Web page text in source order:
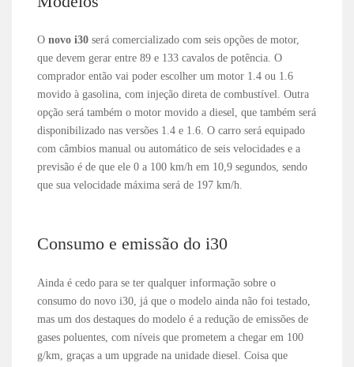
O novo i30 será comercializado com seis opções de motor,
que devem gerar entre 89 e 133 cavalos de potência. O
comprador então vai poder escolher um motor 1.4 ou 1.6
movido à gasolina, com injeção direta de combustível. Outra
opção será também o motor movido a diesel, que também será
disponibilizado nas versões 1.4 e 1.6. O carro será equipado
com câmbios manual ou automático de seis velocidades e a
previsão é de que ele 0 a 100 km/h em 10,9 segundos, sendo
que sua velocidade máxima será de 197 km/h.
Consumo e emissão do i30
Ainda é cedo para se ter qualquer informação sobre o
consumo do novo i30, já que o modelo ainda não foi testado,
mas um dos destaques do modelo é a redução de emissões de
gases poluentes, com níveis que prometem a chegar em 100
g/km, graças a um upgrade na unidade diesel. Coisa que